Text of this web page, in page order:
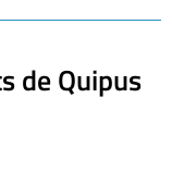
de Quipus